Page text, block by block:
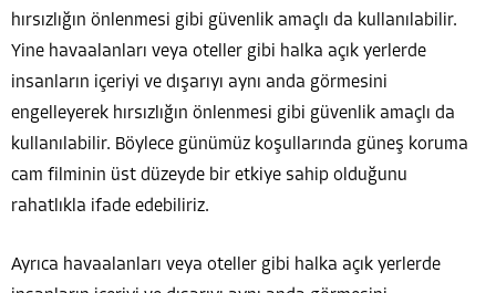
hırsızlığın önlenmesi gibi güvenlik amaçlı da kullanılabilir.
Yine havaalanları veya oteller gibi halka açık yerlerde
insanların içeriyi ve dışarıyı aynı anda görmesini
engelleyerek hırsızlığın önlenmesi gibi güvenlik amaçlı da
kullanılabilir. Böylece günümüz koşullarında güneş koruma
cam filminin üst düzeyde bir etkiye sahip olduğunu
rahatlıkla ifade edebiliriz.
Ayrıca havaalanları veya oteller gibi halka açık yerlerde